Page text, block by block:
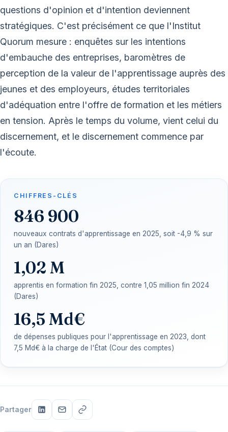
questions d'opinion et d'intention deviennent
stratégiques. C'est précisément ce que l'Institut
Quorum mesure : enquêtes sur les intentions
d'embauche des entreprises, baromètres de
perception de la valeur de l'apprentissage auprès des
jeunes et des employeurs, études territoriales
d'adéquation entre l'offre de formation et les métiers
en tension. Après le temps du volume, vient celui du
discernement, et le discernement commence par
l'écoute.
CHIFFRES-CLÉS
846 900
nouveaux contrats d'apprentissage en 2025, soit -4,9 % sur
un an (Dares)
1,02 M
apprentis en formation fin 2025, contre 1,05 million fin 2024
(Dares)
16,5 Md€
de dépenses publiques pour l'apprentissage en 2023, dont
7,5 Md€ à la charge de l'État (Cour des comptes)
Partager